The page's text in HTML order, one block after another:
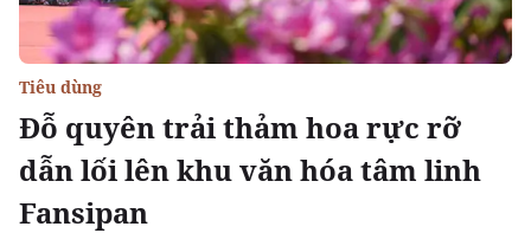
Đỗ quyên trải thảm hoa rực rỡ
dẫn lối lên khu văn hóa tâm linh
Fansipan
Tiêu dùng